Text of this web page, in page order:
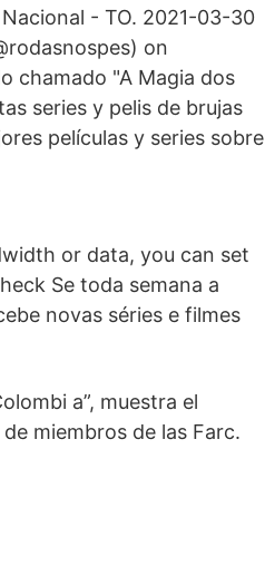
- TO. 2021-03-30
on
chamado "A Magia dos
series y pelis de brujas
películas y series sobre
or data, you can set
Se toda semana a
novas séries e filmes
a”, muestra el
miembros de las Farc.